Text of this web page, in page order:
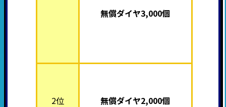
無償ダイヤ3,000個
2位 無償ダイヤ2,000個